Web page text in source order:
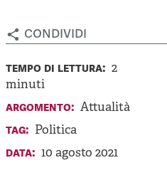
condividi
tempo di lettura: 2
minuti
argomento: Attualità
tag: Politica
data: 10 agosto 2021